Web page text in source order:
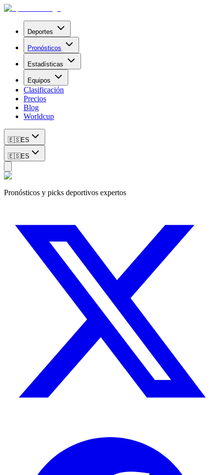
Deportes
Pronósticos
Estadísticas
Equipos
Clasificación
Precios
Blog
Worldcup
🇪🇸ES
🇪🇸ES
Pronósticos y picks deportivos expertos